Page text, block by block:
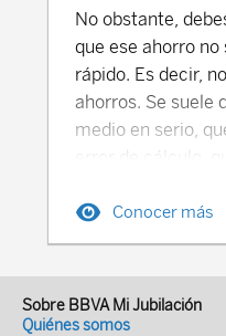
No obstante,
que ese ahorro
rápido. Es decir,
ahorros. Se suele
medio en serio,
error de cálculo,
muy poco de tu
razón sea que no
posible no estes
jubilación que
Conocer más
Sobre BBVA Mi Jubilación
Quiénes somos